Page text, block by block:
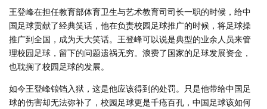
王登峰在担任教育部体育卫生与艺术教育司司长一职的时候，给中
国足球贡献了经典笑话，他在负责校园足球推广的时候，将足球操
推广到全国，成为天大笑话。王登峰可以说是典型的业余人员来管
理校园足球，留下的问题遗祸无穷。浪费了国家的足球发展资金，
也耽搁了校园足球的发展。
如今王登峰锒铛入狱，这是他应该得到的处罚。只是他带给中国足
球的伤害却无法弥补了，校园足球更是千疮百孔，中国足球该如何